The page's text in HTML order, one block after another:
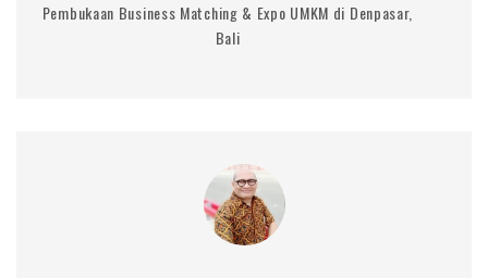
Pembukaan Business Matching & Expo UMKM di Denpasar,
Bali